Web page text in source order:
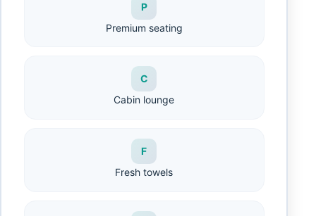
P
Premium seating
C
Cabin lounge
F
Fresh towels